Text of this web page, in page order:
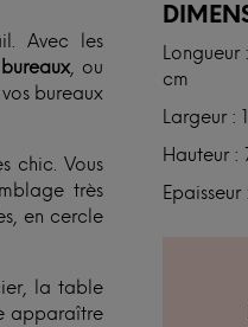
Avec les
bureaux, ou
bureaux
chic. Vous
très
en cercle
la table
apparaître
Longueur
cm
Largeur :
Hauteur :
Epaisseur